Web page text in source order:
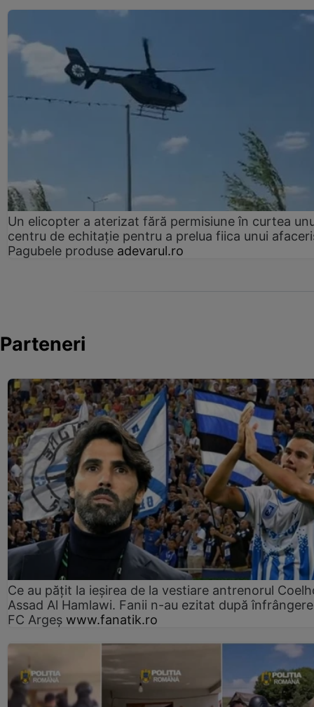
Un elicopter a aterizat fără permisiune în curtea
centru de echitație pentru a prelua fiica unui
Pagubele produse adevarul.ro
Parteneri
Ce au pățit la ieșirea de la vestiare antrenorul
Assad Al Hamlawi. Fanii n-au ezitat după
FC Argeș www.fanatik.ro